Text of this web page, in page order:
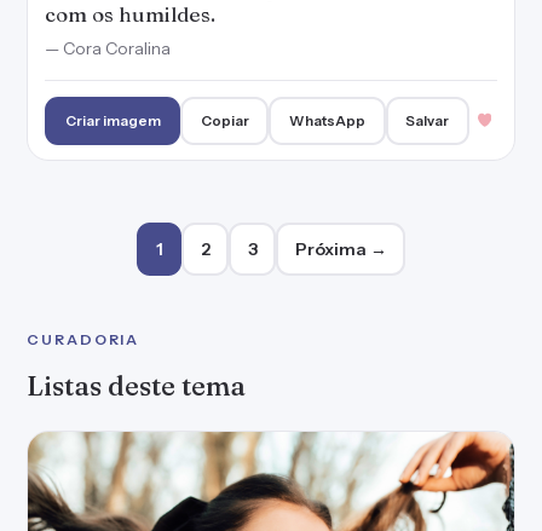
com os humildes.
— Cora Coralina
Criar imagem Copiar WhatsApp Salvar
Paginação de posts
1 2 3 Próxima →
CURADORIA
Listas deste tema